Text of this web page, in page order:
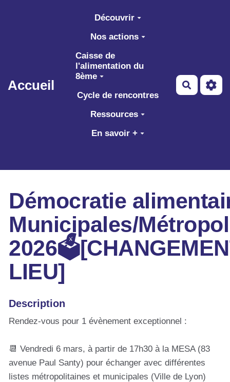
Aller au contenu principal
Accueil
Découvrir
Nos actions
Caisse de
l'alimentation du
8ème
Cycle de rencontres
Ressources
En savoir +
Démocratie
Municipales/
LIEU]
Description
Rendez-vous pour 1 évènement exceptionnel :
📆 Vendredi 6 mars, à partir de 17h30 à la MESA (83
avenue Paul Santy) pour échanger avec différentes
listes métropolitaines et municipales (Ville de Lyon)